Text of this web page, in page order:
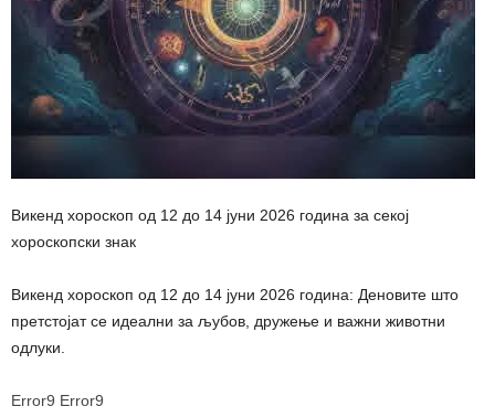
Викенд хороскоп од 12 до 14 јуни 2026 година за секој
хороскопски знак
Викенд хороскоп од 12 до 14 јуни 2026 година: Деновите што
претстојат се идеални за љубов, дружење и важни животни
одлуки.
Error9 Error9